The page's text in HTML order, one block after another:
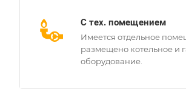
С тех. помещением
Имеется отдельное
размещено котельное и
оборудование.